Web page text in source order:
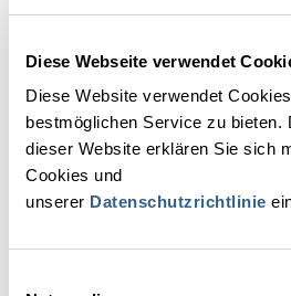
Diese Webseite verwendet
Diese Website verwendet
bestmöglichen Service zu bieten.
dieser Website erklären Sie sich
Cookies und
unserer Datenschutzrichtlinie
Nachname*